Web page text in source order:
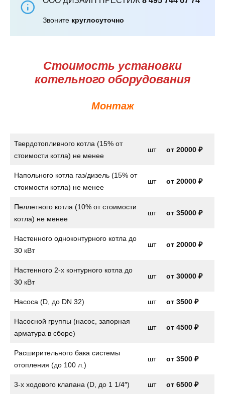
Звоните круглосуточно
Стоимость установки
котельного оборудования
Монтаж
Твердотопливного котла (15% от
стоимости котла) не менее
шт от 20000 ₽
Напольного котла газ/дизель (15% от
стоимости котла) не менее
шт от 20000 ₽
Пеллетного котла (10% от стоимости
котла) не менее
шт от 35000 ₽
Настенного одноконтурного котла до
30 кВт
шт от 20000 ₽
Настенного 2-х контурного котла до
30 кВт
шт от 30000 ₽
Насоса (D, до DN 32) шт от 3500 ₽
Насосной группы (насос, запорная
арматура в сборе)
шт от 4500 ₽
Расширительного бака системы
отопления (до 100 л.)
шт от 3500 ₽
3-х ходового клапана (D, до 1 1/4″) шт от 6500 ₽